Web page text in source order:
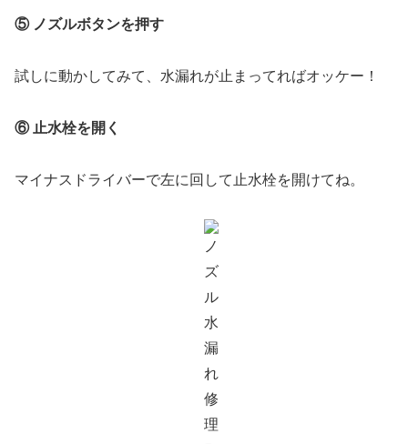
⑤ ノズルボタンを押す
試しに動かしてみて、水漏れが止まってればオッケー！
⑥ 止水栓を開く
マイナスドライバーで左に回して止水栓を開けてね。